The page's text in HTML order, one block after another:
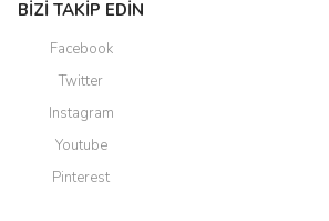
BİZİ TAKİP EDİN
Facebook
Twitter
Instagram
Youtube
Pinterest